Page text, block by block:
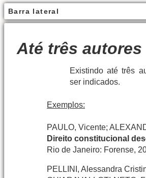
Barra lateral
Até três autores
Existindo até três
ser indicados.
Exemplos:
PAULO, Vicente;
Direito constitucional
Rio de Janeiro: Forense,
PELLINI, Alessandra